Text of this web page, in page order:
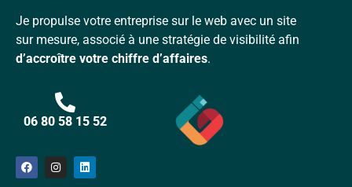
Je propulse votre entreprise sur le web avec un site
sur mesure, associé à une stratégie de visibilité afin
d’accroître votre chiffre d’affaires.
06 80 58 15 52